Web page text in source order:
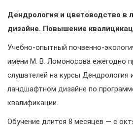
Дендрология и цветоводство в
дизайне. Повышение
Учебно-опытный почвенно-
имени М. В. Ломоносова ежегодно
слушателей на курсы Дендрология
ландшафтном дизайне по
квалификации.
Обучение длится 8 месяцев — с